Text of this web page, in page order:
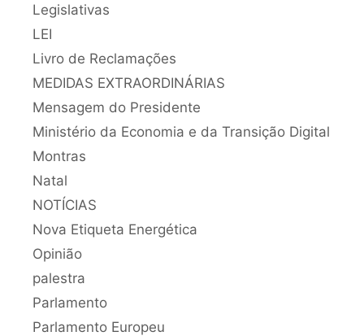
Legislativas
LEI
Livro de Reclamações
MEDIDAS EXTRAORDINÁRIAS
Mensagem do Presidente
Ministério da Economia e da Transição Digital
Montras
Natal
NOTÍCIAS
Nova Etiqueta Energética
Opinião
palestra
Parlamento
Parlamento Europeu